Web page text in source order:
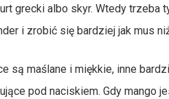
grecki albo skyr. Wtedy
i zrobić się bardziej jak mus
są maślane i miękkie, inne
pod naciskiem. Gdy mango